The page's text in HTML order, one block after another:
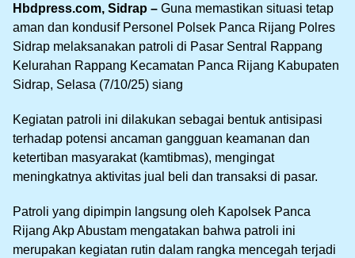
Hbdpress.com, Sidrap – Guna memastikan situasi tetap
aman dan kondusif Personel Polsek Panca Rijang Polres
Sidrap melaksanakan patroli di Pasar Sentral Rappang
Kelurahan Rappang Kecamatan Panca Rijang Kabupaten
Sidrap, Selasa (7/10/25) siang
Kegiatan patroli ini dilakukan sebagai bentuk antisipasi
terhadap potensi ancaman gangguan keamanan dan
ketertiban masyarakat (kamtibmas), mengingat
meningkatnya aktivitas jual beli dan transaksi di pasar.
Patroli yang dipimpin langsung oleh Kapolsek Panca
Rijang Akp Abustam mengatakan bahwa patroli ini
merupakan kegiatan rutin dalam rangka mencegah terjadi